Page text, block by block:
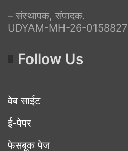
– संस्थापक, संपादक.
UDYAM-MH-26-0158827
Follow Us
वेब साईट
ई-पेपर
फेसबूक पेज